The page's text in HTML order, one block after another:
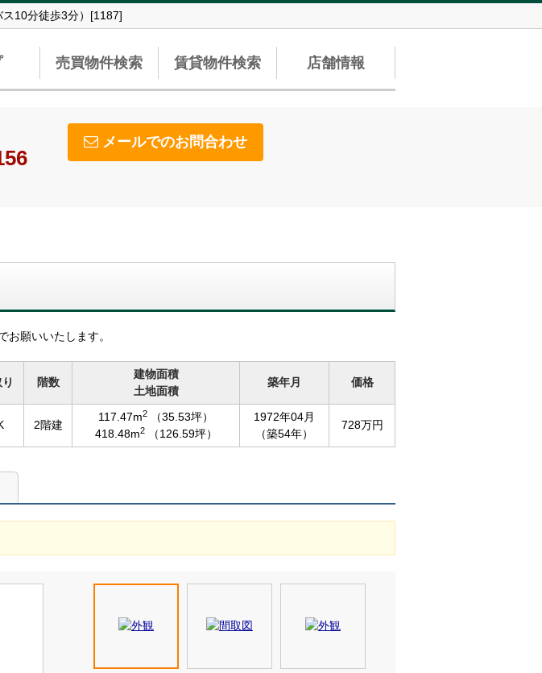
10分徒歩3分）[1187]
売買物件検索 賃貸物件検索 店舗情報
メールでのお問合わせ
願いいたします。
階数
建物面積
土地面積
築年月 価格
2階建
117.47m2
（35.53坪）
418.48m2 （126.59坪）
1972年04月
（築54年）
728万円